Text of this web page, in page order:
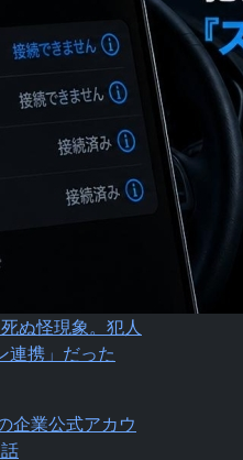
ぬ怪現象。犯人
連携」だった
企業公式アカウ